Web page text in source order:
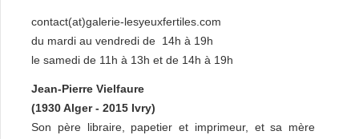
contact(at)galerie-lesyeuxfertiles.com
du mardi au vendredi de 14h à 19h
le samedi de 11h à 13h et de 14h à 19h
Jean-Pierre Vielfaure
(1930 Alger - 2015 Ivry)
Son père libraire, papetier et imprimeur, et sa mère